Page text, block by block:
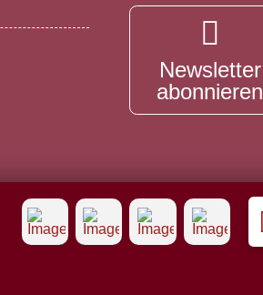
Newsletter
abonnieren